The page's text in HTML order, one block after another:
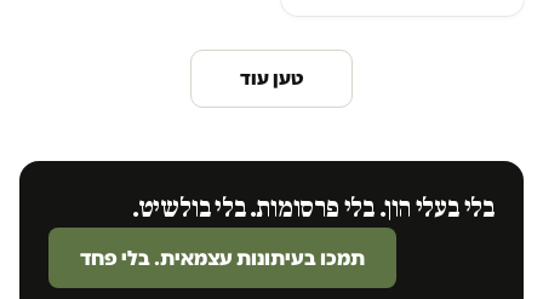
טען עוד
בלי בעלי הון. בלי פרסומות. בלי בולשיט.
תמכו בעיתונות עצמאית. בלי פחד